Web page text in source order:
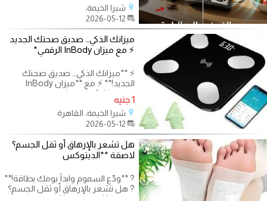
شبرا الخيمة،
ميزانك الذكي… صديق صحتك الجديد
⚡ مع ميزان InBody الرقمي*
⚡ **ميزانك الذكي… صديق صحتك
الجديد!** ⚡ مع **ميزان InBody
الرقمي**: ? تحليل شامل لتكوين
الجسم: دهون،
1 جنيه
شبرا الخيمة، القاهرة
هل تشعر بالإرهاق أو ثقل الجسم؟
لاصقة **الديتوكس
? **ودّع السموم وابدأ يومك بطاقة!**
? هل تشعر بالإرهاق أو ثقل الجسم؟
لاصقة **الديتوكس** الطبيعية